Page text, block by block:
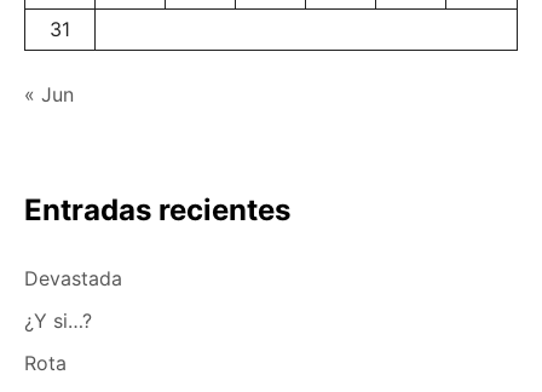
31
« Jun
Entradas recientes
Devastada
¿Y si…?
Rota